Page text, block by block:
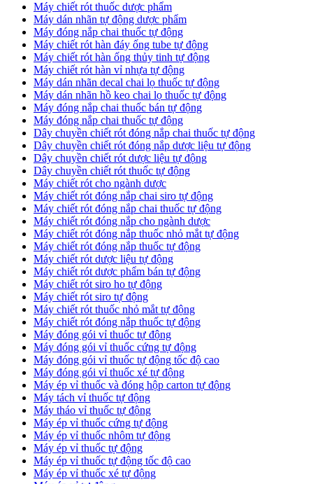
Máy chiết rót thuốc dược phẩm
Máy dán nhãn tự động dược phẩm
Máy đóng nắp chai thuốc tự động
Máy chiết rót hàn đáy ống tube tự động
Máy chiết rót hàn ống thủy tinh tự động
Máy chiết rót hàn vỉ nhựa tự động
​Máy dán nhãn decal chai lọ thuốc tự động
Máy dán nhãn hồ keo chai lọ thuốc tự động
Máy đóng nắp chai thuốc bán tự động
Máy đóng nắp chai thuốc tự động
Dây chuyền chiết rót đóng nắp chai thuốc tự động
​Dây chuyền chiết rót đóng nắp dược liệu tự động
Dây chuyền chiết rót dược liệu tự động
​Dây chuyền chiết rót thuốc tự động
Máy chiết rót cho ngành dược
​Máy chiết rót đóng nắp chai siro tự động
​Máy chiết rót đóng nắp chai thuốc tự động
​Máy chiết rót đóng nắp cho ngành dược
​Máy chiết rót đóng nắp thuốc nhỏ mắt tự động
​Máy chiết rót đóng nắp thuốc tự động
​Máy chiết rót dược liệu tự động
Máy chiết rót dược phẩm bán tự động
​Máy chiết rót siro ho tự động
​Máy chiết rót siro tự động
​Máy chiết rót thuốc nhỏ mắt tự động
​Máy chiết rót đóng nắp thuốc tự động
​Máy đóng gói vỉ thuốc tự động
Máy đóng gói vỉ thuốc cứng tự động
Máy đóng gói vỉ thuốc tự động tốc độ cao
Máy đóng gói vỉ thuốc xé tự động
​Máy ép vỉ thuốc và đóng hộp carton tự động
​Máy tách vỉ thuốc tự động
​Máy tháo vỉ thuốc tự động
​Máy ép vỉ thuốc cứng tự động
Máy ép vỉ thuốc nhôm tự động
Máy ép vỉ thuốc tự động​
​Máy ép vỉ thuốc tự động tốc độ cao
​Máy ép vỉ thuốc xé tự động